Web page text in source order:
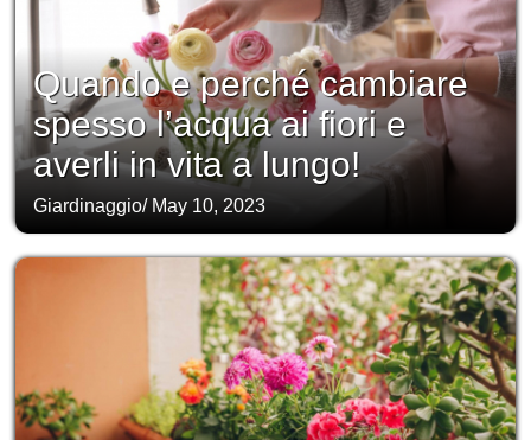
Quando e perché cambiare
spesso l’acqua ai fiori e
averli in vita a lungo!
Giardinaggio/ May 10, 2023